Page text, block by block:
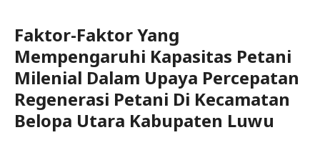
Faktor-Faktor Yang
Mempengaruhi Kapasitas Petani
Milenial Dalam Upaya Percepatan
Regenerasi Petani Di Kecamatan
Belopa Utara Kabupaten Luwu